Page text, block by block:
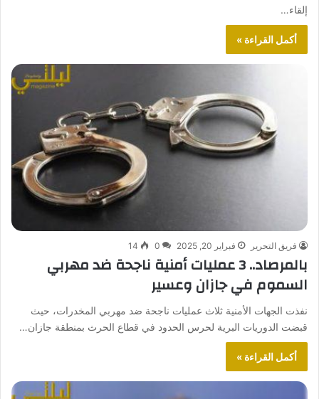
إلقاء…
أكمل القراءة »
فريق التحرير فبراير 20, 2025 0
14
بالمرصاد.. 3 عمليات أمنية ناجحة ضد مهربي
السموم في جازان وعسير
نفذت الجهات الأمنية ثلاث عمليات ناجحة ضد مهربي المخدرات، حيث
قبضت الدوريات البرية لحرس الحدود في قطاع الحرث بمنطقة جازان…
أكمل القراءة »